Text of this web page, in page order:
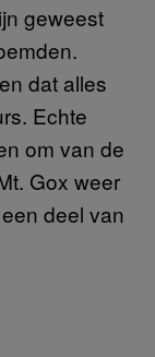
geweest
dat alles
Echte
om van de
Gox weer
deel van